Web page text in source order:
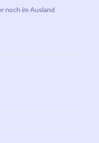
noch im Ausland